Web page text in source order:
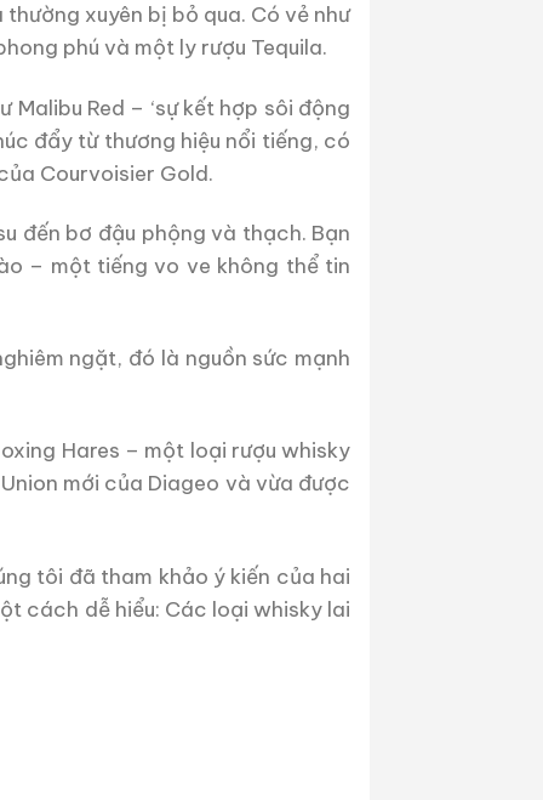
xuyên bị bỏ qua. Có vẻ như
phú và một ly rượu Tequila.
Red – ‘sự kết hợp sôi động
đẩy từ thương hiệu nổi tiếng, có
Courvoisier Gold.
đến bơ đậu phộng và thạch. Bạn
– một tiếng vo ve không thể tin
ngặt, đó là nguồn sức mạnh
Hares – một loại rượu whisky
mới của Diageo và vừa được
tôi đã tham khảo ý kiến của hai
cách dễ hiểu: Các loại whisky lai